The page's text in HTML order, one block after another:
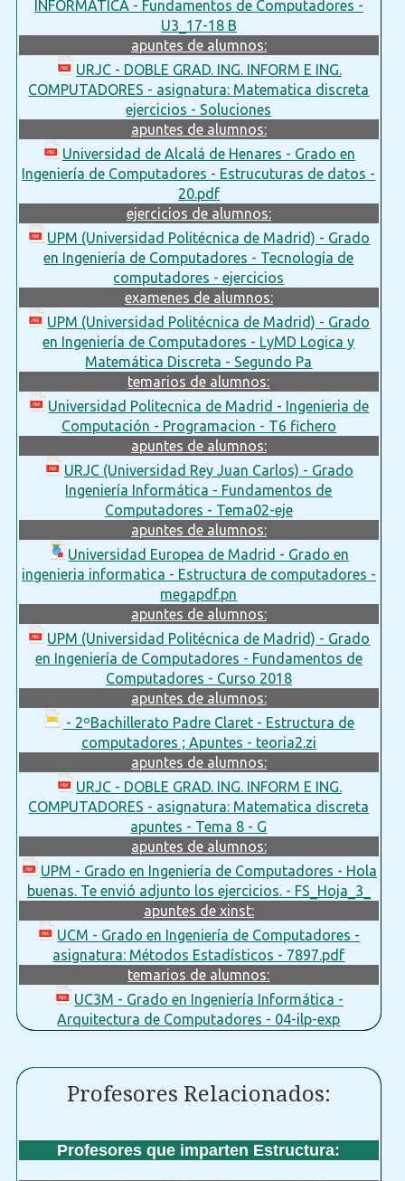
INFORMATICA - Fundamentos de Computadores -
U3_17-18 B
apuntes de alumnos:
URJC - DOBLE GRAD. ING. INFORM E ING.
COMPUTADORES - asignatura: Matematica discreta
ejercicios - Soluciones
apuntes de alumnos:
Universidad de Alcalá de Henares - Grado en
Ingeniería de Computadores - Estrucuturas de datos -
20.pdf
ejercicios de alumnos:
UPM (Universidad Politécnica de Madrid) - Grado
en Ingeniería de Computadores - Tecnología de
computadores - ejercicios
examenes de alumnos:
UPM (Universidad Politécnica de Madrid) - Grado
en Ingeniería de Computadores - LyMD Logica y
Matemática Discreta - Segundo Pa
temarios de alumnos:
Universidad Politecnica de Madrid - Ingenieria de
Computación - Programacion - T6 fichero
apuntes de alumnos:
URJC (Universidad Rey Juan Carlos) - Grado
Ingeniería Informática - Fundamentos de
Computadores - Tema02-eje
apuntes de alumnos:
Universidad Europea de Madrid - Grado en
ingenieria informatica - Estructura de computadores -
megapdf.pn
apuntes de alumnos:
UPM (Universidad Politécnica de Madrid) - Grado
en Ingeniería de Computadores - Fundamentos de
Computadores - Curso 2018
apuntes de alumnos:
- 2ºBachillerato Padre Claret - Estructura de
computadores ; Apuntes - teoria2.zi
apuntes de alumnos:
URJC - DOBLE GRAD. ING. INFORM E ING.
COMPUTADORES - asignatura: Matematica discreta
apuntes - Tema 8 - G
apuntes de alumnos:
UPM - Grado en Ingeniería de Computadores - Hola
buenas. Te envió adjunto los ejercicios. - FS_Hoja_3_
apuntes de xinst:
UCM - Grado en Ingeniería de Computadores -
asignatura: Métodos Estadísticos - 7897.pdf
temarios de alumnos:
UC3M - Grado en Ingeniería Informática -
Arquitectura de Computadores - 04-ilp-exp
Profesores Relacionados:
Profesores que imparten Estructura: